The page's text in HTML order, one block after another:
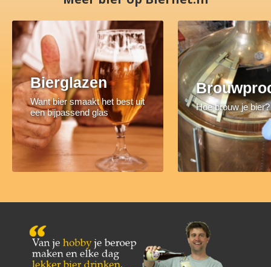
Bierglazen
Want bier smaakt het best uit
een bijpassend glas
Hoe brouw je bier?